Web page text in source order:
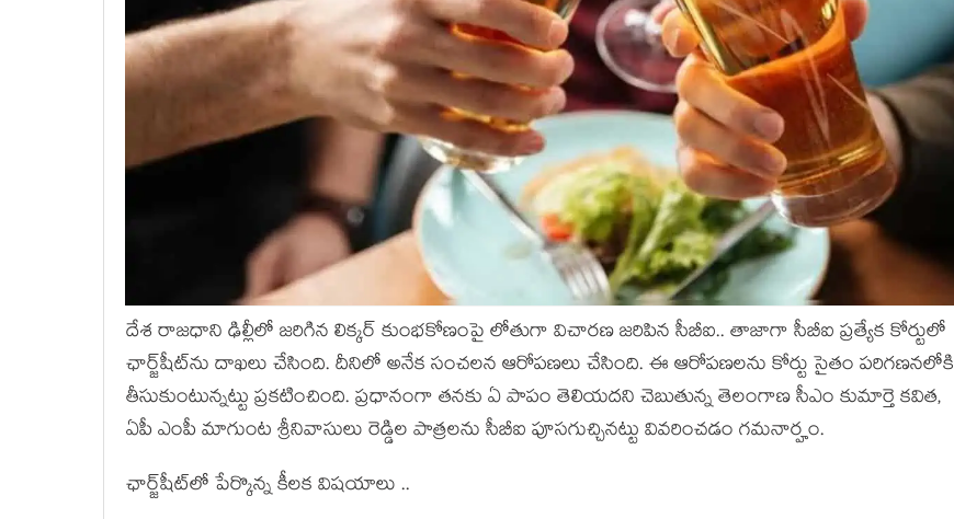
దేశ రాజ‌ధాని ఢిల్లీలో జ‌రిగిన లిక్క‌ర్ కుంభ‌కోణంపై లోతుగా విచార‌ణ జ‌రిపిన సీబీఐ.. తాజాగా సీబీఐ ప్ర‌త్యేక కోర్టులో
ఛార్జ్‌షీట్‌ను దాఖ‌లు చేసింది. దీనిలో అనేక సంచ‌ల‌న ఆరోప‌ణ‌లు చేసింది. ఈ ఆరోప‌ణ‌ల‌ను కోర్టు సైతం ప‌రిగ‌ణ‌న‌లోకి
తీసుకుంటున్న‌ట్టు ప్ర‌క‌టించింది. ప్ర‌ధానంగా త‌న‌కు ఏ పాపం తెలియ‌ద‌ని చెబుతున్న తెలంగాణ సీఎం కుమార్తె క‌విత‌,
ఏపీ ఎంపీ మాగుంట శ్రీనివాసులు రెడ్డిల పాత్ర‌ల‌ను సీబీఐ పూస‌గుచ్చిన‌ట్టు వివ‌రించ‌డం గ‌మ‌నార్హం.
ఛార్జ్‌షీట్‌లో పేర్కొన్న కీల‌క విష‌యాలు ..